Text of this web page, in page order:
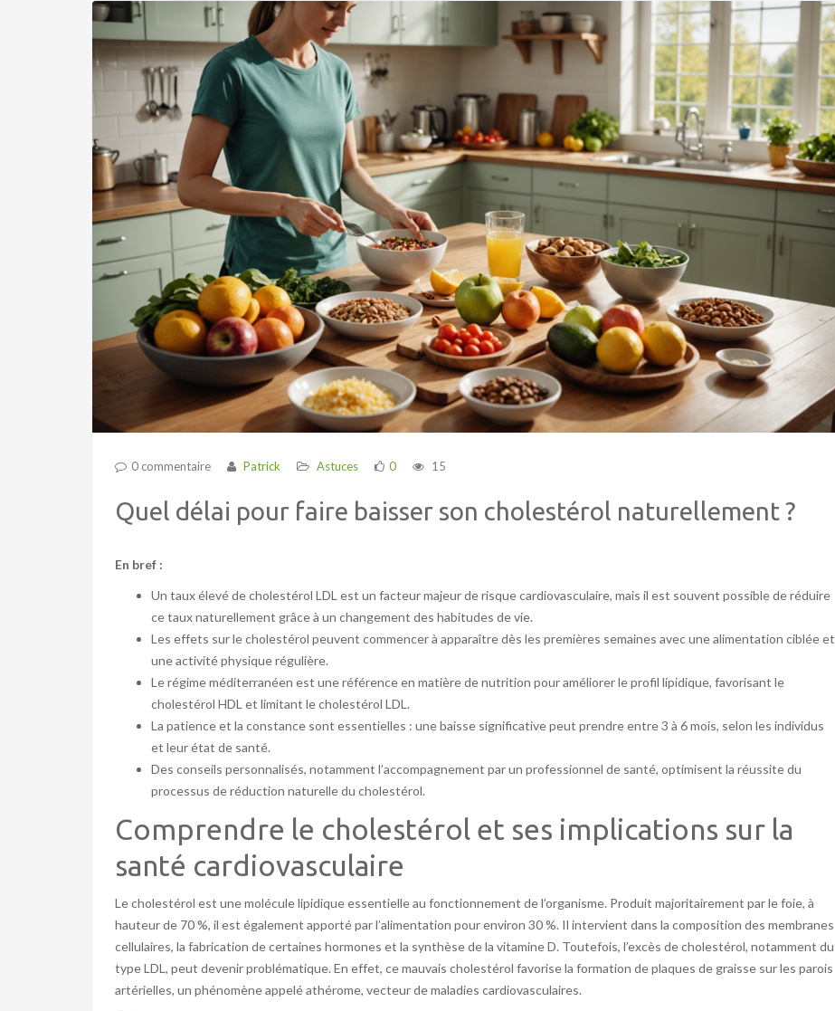
0 commentaire Patrick Astuces 0 15
Quel délai pour faire baisser son cholestérol naturellement ?
En bref :
Un taux élevé de cholestérol LDL est un facteur majeur de risque cardiovasculaire, mais il est souvent possible de réduire
ce taux naturellement grâce à un changement des habitudes de vie.
Les effets sur le cholestérol peuvent commencer à apparaître dès les premières semaines avec une alimentation ciblée et
une activité physique régulière.
Le régime méditerranéen est une référence en matière de nutrition pour améliorer le profil lipidique, favorisant le
cholestérol HDL et limitant le cholestérol LDL.
La patience et la constance sont essentielles : une baisse significative peut prendre entre 3 à 6 mois, selon les individus
et leur état de santé.
Des conseils personnalisés, notamment l’accompagnement par un professionnel de santé, optimisent la réussite du
processus de réduction naturelle du cholestérol.
Comprendre le cholestérol et ses implications sur la
santé cardiovasculaire
Le cholestérol est une molécule lipidique essentielle au fonctionnement de l’organisme. Produit majoritairement par le foie, à
hauteur de 70 %, il est également apporté par l’alimentation pour environ 30 %. Il intervient dans la composition des membranes
cellulaires, la fabrication de certaines hormones et la synthèse de la vitamine D. Toutefois, l’excès de cholestérol, notamment du
type LDL, peut devenir problématique. En effet, ce mauvais cholestérol favorise la formation de plaques de graisse sur les parois
artérielles, un phénomène appelé athérome, vecteur de maladies cardiovasculaires.